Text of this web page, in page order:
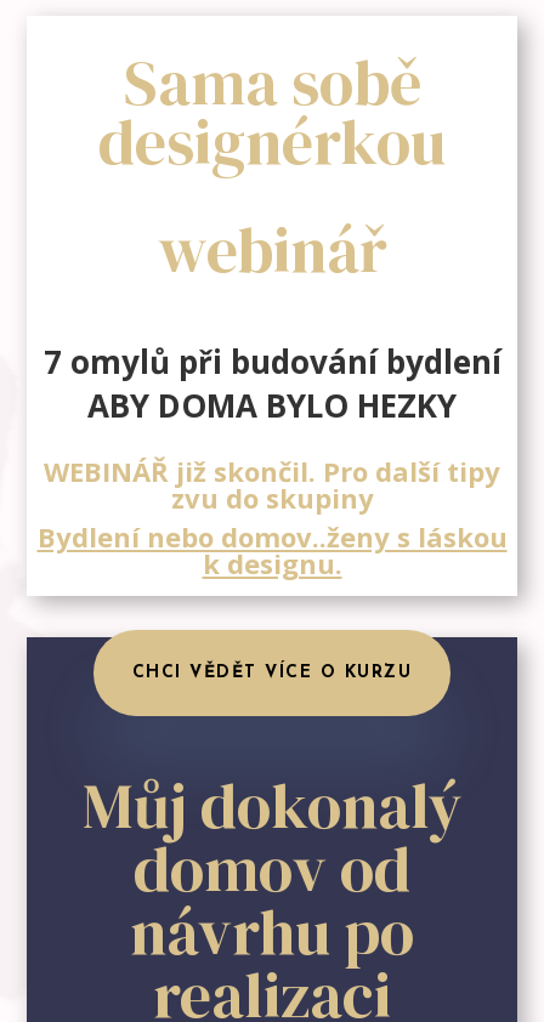
Sama sobě
designérkou
webinář
7 omylů při budování bydlení
ABY DOMA BYLO HEZKY
WEBINÁŘ již skončil. Pro další tipy
zvu do skupiny
Bydlení nebo domov..ženy s láskou
k designu.
CHCI VĚDĚT VÍCE O KURZU
Můj dokonalý
domov od
návrhu po
realizaci